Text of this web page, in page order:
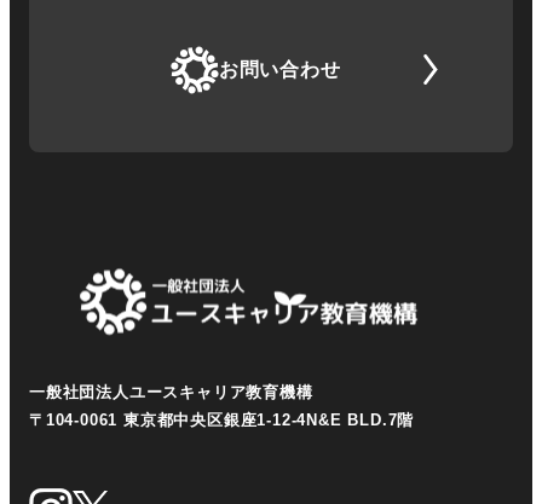
お問い合わせ
一般社団法人ユースキャリア教育機構
〒104-0061 東京都中央区銀座1-12-4N&E BLD.7階